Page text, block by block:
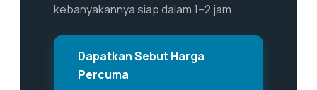
kebanyakannya siap dalam 1–2 jam.
Dapatkan Sebut Harga
Percuma